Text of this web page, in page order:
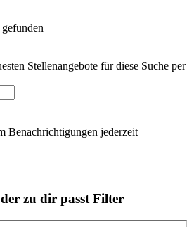
Stellenangebote für diese Suche per
Benachrichtigungen jederzeit
zu dir passt Filter